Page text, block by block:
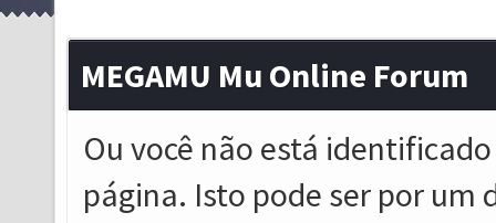
MEGAMU Mu Online Forum
Ou você não está
página. Isto pode ser por um